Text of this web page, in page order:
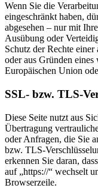
Wenn Sie die
eingeschränkt haben,
abgesehen – nur mit
Ausübung oder
Schutz der Rechte
oder aus Gründen
Europäischen Union
SSL- bzw. TLS-
Diese Seite nutzt aus
Übertragung
oder Anfragen, die Sie
bzw. TLS-
erkennen Sie daran,
auf „https://“ wechselt
Browserzeile.